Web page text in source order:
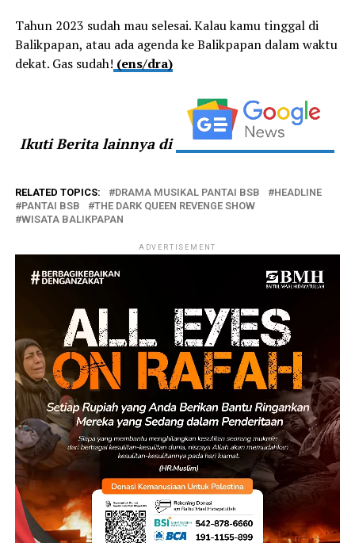
Tahun 2023 sudah mau selesai. Kalau kamu tinggal di
Balikpapan, atau ada agenda ke Balikpapan dalam waktu
dekat. Gas sudah! (ens/dra)
Ikuti Berita lainnya di
RELATED TOPICS: DRAMA MUSIKAL PANTAI BSB
HEADLINE
PANTAI BSB
THE DARK QUEEN REVENGE SHOW
WISATA BALIKPAPAN
ADVERTISEMENT